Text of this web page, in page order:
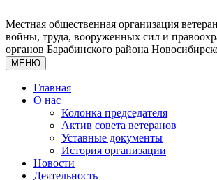
Местная общественная организация
войны, труда, вооруженных сил и
органов Барабинского района
МЕНЮ
Главная
О нас
Колонка председателя
Актив совета ветеранов
Уставные документы
История организации
Новости
Деятельность